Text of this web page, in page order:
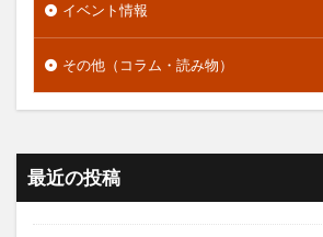
イベント情報
その他（コラム・読み物）
最近の投稿